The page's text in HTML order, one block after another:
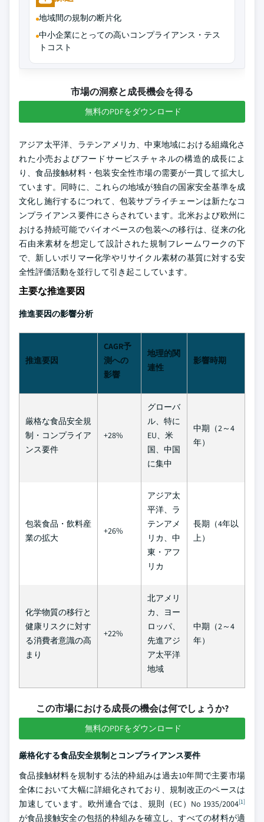
地域間の規制の断片化
中小企業にとっての高いコンプライアンス・テス
トコスト
市場の洞察と成長機会を得る
無料のPDFをダウンロード
アジア太平洋、ラテンアメリカ、中東地域における組織化さ
れた小売およびフードサービスチャネルの構造的成長によ
り、食品接触材料・包装安全性市場の需要が一貫して拡大し
ています。同時に、これらの地域が独自の国家安全基準を成
文化し施行するにつれて、包装サプライチェーンは新たなコ
ンプライアンス要件にさらされています。北米および欧州に
おける持続可能でバイオベースの包装への移行は、従来の化
石由来素材を想定して設計された規制フレームワークの下
で、新しいポリマー化学やリサイクル素材の基質に対する安
全性評価活動を並行して引き起こしています。
主要な推進要因
推進要因の影響分析
推進要因
CAGR予
測への
影響
地理的関
連性
影響時期
厳格な食品安全規
制・コンプライア
ンス要件
+28%
グローバ
ル、特に
EU、米
国、中国
に集中
中期（2～4
年）
包装食品・飲料産
業の拡大
+26%
アジア太
平洋、ラ
テンアメ
リカ、中
東・アフ
リカ
長期（4年以
上）
化学物質の移行と
健康リスクに対す
る消費者意識の高
まり
+22%
北アメリ
カ、ヨー
ロッパ、
先進アジ
ア太平洋
地域
中期（2～4
年）
この市場における成長の機会は何でしょうか?
無料のPDFをダウンロード
厳格化する食品安全規制とコンプライアンス要件
食品接触材料を規制する法的枠組みは過去10年間で主要市場
全体において大幅に詳細化されており、規制改正のペースは
加速しています。欧州連合では、規則（EC）No 1935/2004[1]
が食品接触安全の包括的枠組みを確立し、すべての材料が適